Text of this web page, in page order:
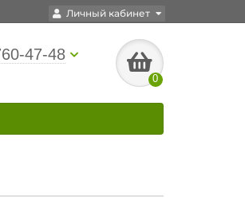
Личный кабинет
47-48
0